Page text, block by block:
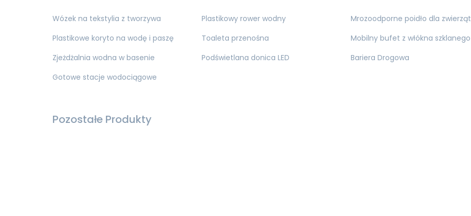
Wózek na tekstylia z tworzywa Plastikowy rower wodny Mrozoodporne poidło dla zwierząt
Plastikowe koryto na wodę i paszę
Toaleta przenośna Mobilny bufet z włókna szklanego
Zjeżdżalnia wodna w basenie
Podświetlana donica LED Bariera Drogowa
Gotowe stacje wodociągowe
Pozostałe Produkty